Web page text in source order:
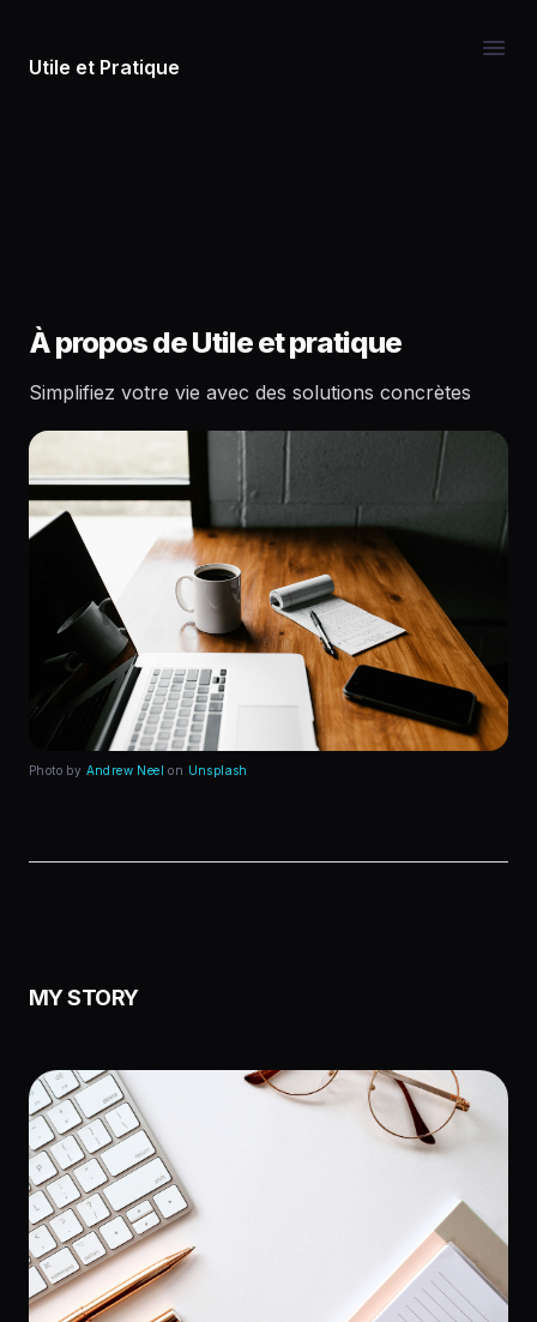
Utile et Pratique
À propos de Utile et pratique
Simplifiez votre vie avec des solutions concrètes
Photo by Andrew Neel on Unsplash
MY STORY